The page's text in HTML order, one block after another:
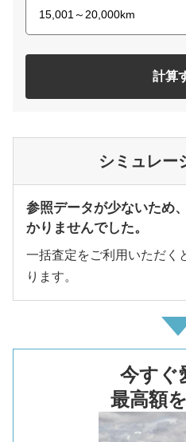
計算
シミュレー
参照データが少ないため
かりませんでした。
一括査定をご利用いただく
ります。
今すぐ
最高額